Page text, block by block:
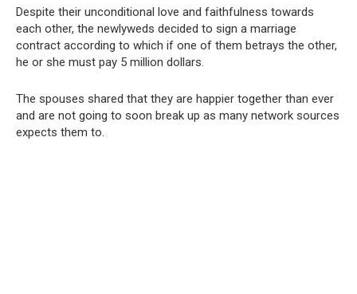
Despite their unconditional love and faithfulness towards
each other, the newlyweds decided to sign a marriage
contract according to which if one of them betrays the other,
he or she must pay 5 million dollars.
The spouses shared that they are happier together than ever
and are not going to soon break up as many network sources
expects them to.